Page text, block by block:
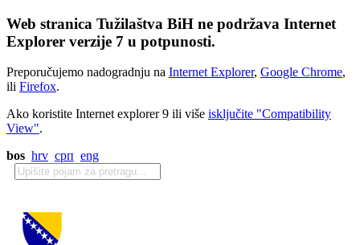
Web stranica Tužilaštva BiH ne podržava Internet
Explorer verzije 7 u potpunosti.
Preporučujemo nadogradnju na Internet Explorer, Google Chrome,
ili Firefox.
Ako koristite Internet explorer 9 ili više isključite "Compatibility
View".
bos hrv срп eng